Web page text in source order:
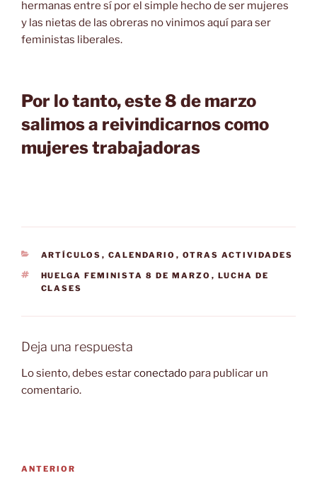
hermanas entre sí por el simple hecho de ser mujeres
y las nietas de las obreras no vinimos aquí para ser
feministas liberales.
Por lo tanto, este 8 de marzo
salimos a reivindicarnos como
mujeres trabajadoras
CATEGORÍAS
ARTÍCULOS , CALENDARIO , OTRAS ACTIVIDADES
ETIQUETAS
HUELGA FEMINISTA 8 DE MARZO , LUCHA DE
CLASES
Deja una respuesta
Lo siento, debes estarconectado para publicar un
comentario.
Navegación
Entrada
ANTERIOR